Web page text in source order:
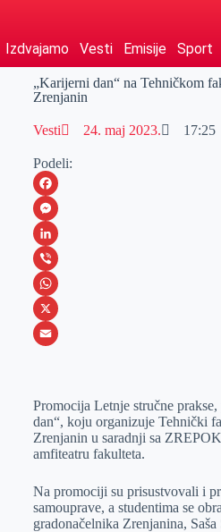
Izdvajamo Vesti Emisije Sport
„Karijerni dan“ na Tehničkom
Zrenjanin
Vesti 24. maj 2023. 17:25
Podeli:
F
a
c
e
b
o
M
e
s
s
e
e
r
L
i
n
k
I
n
V
i
b
W
h
s
A
p
p
X
a
i
l
Promocija Letnje stručne
dan“, koju organizuje Tehnički
Zrenjanin u saradnji sa
amfiteatru fakulteta.
Na promociji su prisustvovali i
samouprave, a studentima se
gradonačelnika Zrenjanina, Saša